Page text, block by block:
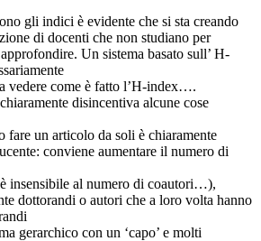
gli indici è evidente che si sta creando
di docenti che non studiano per
Un sistema basato sull’ H-
vedere come è fatto l’H-index….
disincentiva alcune cose
fare un articolo da soli è chiaramente
conviene aumentare il numero di
insensibile al numero di coautori…),
dottorandi o autori che a loro volta hanno
gerarchico con un ‘capo’ e molti